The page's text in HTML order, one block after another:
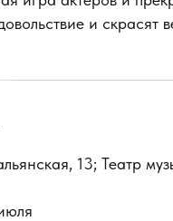
и скрасят
13; Театр